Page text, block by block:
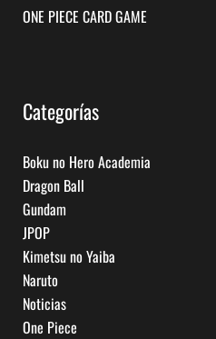
ONE PIECE CARD GAME
Categorías
Boku no Hero Academia
Dragon Ball
Gundam
JPOP
Kimetsu no Yaiba
Naruto
Noticias
One Piece